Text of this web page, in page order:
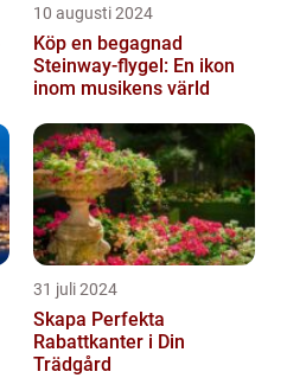
10 augusti 2024
Köp en begagnad
Steinway-flygel: En ikon
inom musikens värld
31 juli 2024
Skapa Perfekta
Rabattkanter i Din
Trädgård